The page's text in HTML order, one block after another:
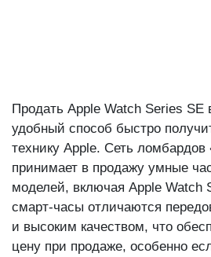
Продать Apple Watch Series
удобный способ быстро
технику Apple. Сеть
принимает в продажу умные
моделей, включая Apple Watch
смарт-часы отличаются
и высоким качеством, что
цену при продаже, особенно